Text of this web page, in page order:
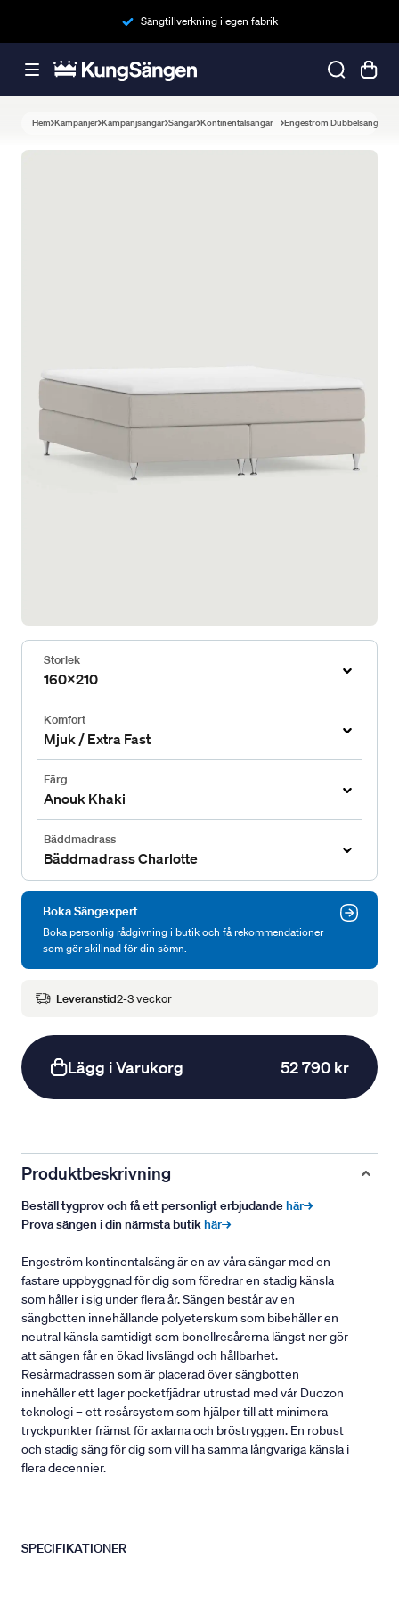
Sängtillverkning i egen fabrik
Hem Kampanjer Kampanjsängar Sängar Kontinentalsängar Engeström Dubbelsäng
Storlek
160x210
Komfort
Mjuk / Extra Fast
Färg
Anouk Khaki
Bäddmadrass
Bäddmadrass Charlotte
Boka Sängexpert
Boka personlig rådgivning i butik och få rekommendationer
som gör skillnad för din sömn.
Leveranstid2-3 veckor
Lägg i Varukorg 52 790 kr
Produktbeskrivning
Beställ tygprov och få ett personligt erbjudandehär→
Prova sängen i din närmsta butikhär→
Engeström kontinentalsäng är en av våra sängar med en
fastare uppbyggnad för dig som föredrar en stadig känsla
som håller i sig under flera år. Sängen består av en
sängbotten innehållande polyeterskum som bibehåller en
neutral känsla samtidigt som bonellresårerna längst ner gör
att sängen får en ökad livslängd och hållbarhet.
Resårmadrassen som är placerad över sängbotten
innehåller ett lager pocketfjädrar utrustad med vår Duozon
teknologi – ett resårsystem som hjälper till att minimera
tryckpunkter främst för axlarna och bröstryggen. En robust
och stadig säng för dig som vill ha samma långvariga känsla i
flera decennier.
SPECIFIKATIONER